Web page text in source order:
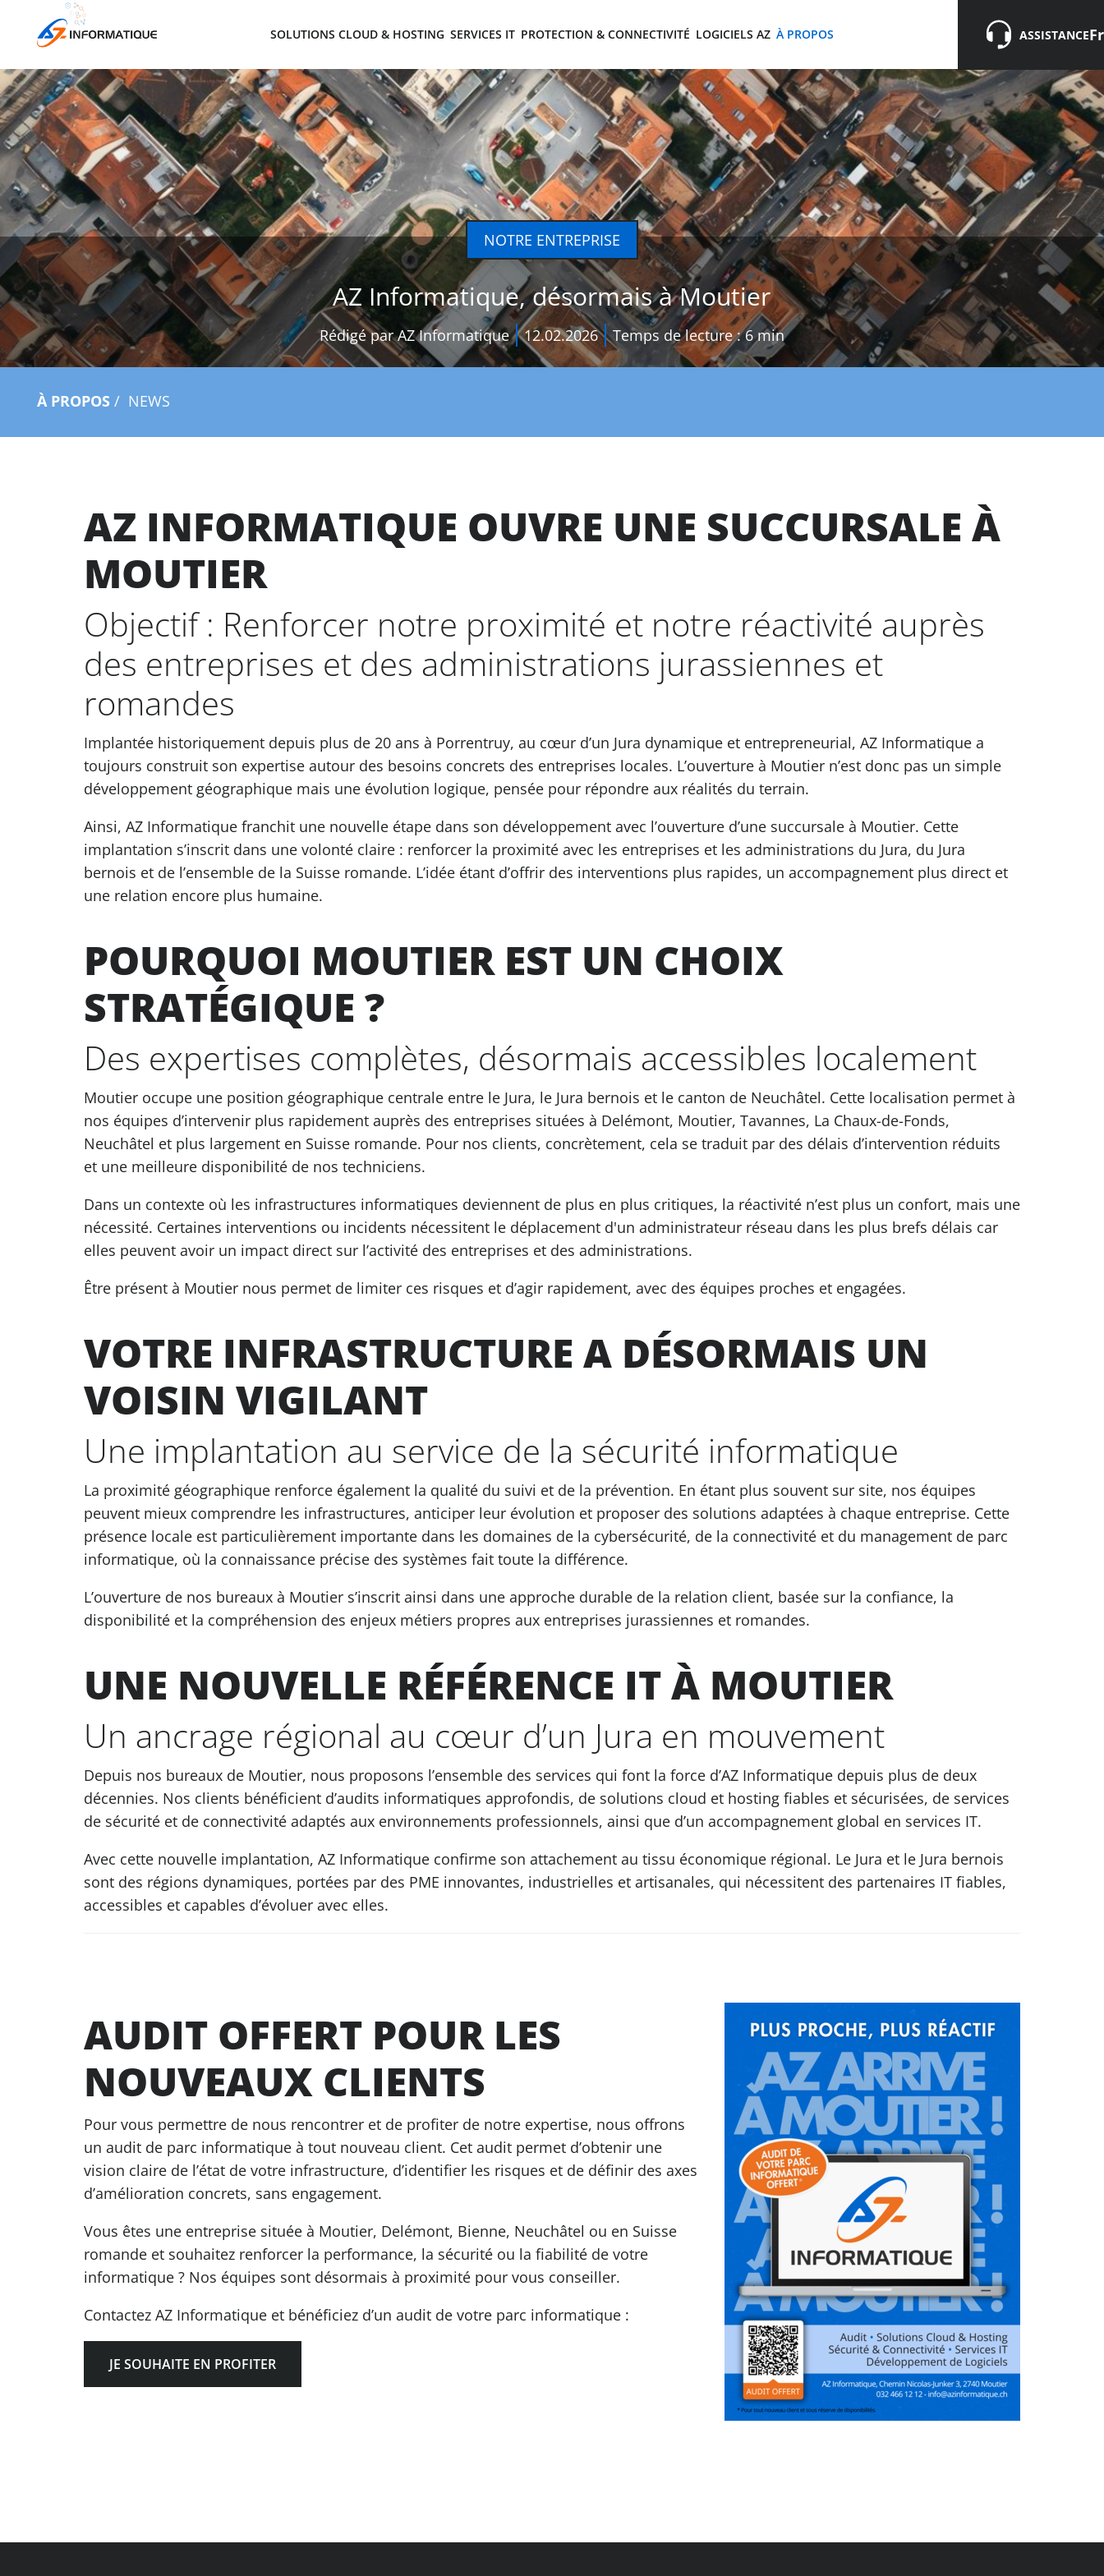
SOLUTIONS CLOUD & HOSTING SERVICES IT PROTECTION & CONNECTIVITÉ LOGICIELS AZ À PROPOS Fr
ASSISTANCEFr
NOTRE ENTREPRISE
AZ Informatique, désormais à Moutier
Rédigé par AZ Informatique 12.02.2026 Temps de lecture : 6 min
À PROPOS NEWS
AZ INFORMATIQUE OUVRE UNE SUCCURSALE À
MOUTIER
Objectif : Renforcer notre proximité et notre réactivité auprès
des entreprises et des administrations jurassiennes et
romandes
Implantée historiquement depuis plus de 20 ans à Porrentruy, au cœur d’un Jura dynamique et entrepreneurial, AZ Informatique a
toujours construit son expertise autour des besoins concrets des entreprises locales. L’ouverture à Moutier n’est donc pas un simple
développement géographique mais une évolution logique, pensée pour répondre aux réalités du terrain.
Ainsi, AZ Informatique franchit une nouvelle étape dans son développement avec l’ouverture d’une succursale à Moutier. Cette
implantation s’inscrit dans une volonté claire : renforcer la proximité avec les entreprises et les administrations du Jura, du Jura
bernois et de l’ensemble de la Suisse romande. L’idée étant d’offrir des interventions plus rapides, un accompagnement plus direct et
une relation encore plus humaine.
POURQUOI MOUTIER EST UN CHOIX
STRATÉGIQUE ?
Des expertises complètes, désormais accessibles localement
Moutier occupe une position géographique centrale entre le Jura, le Jura bernois et le canton de Neuchâtel. Cette localisation permet à
nos équipes d’intervenir plus rapidement auprès des entreprises situées à Delémont, Moutier, Tavannes, La Chaux-de-Fonds,
Neuchâtel et plus largement en Suisse romande. Pour nos clients, concrètement, cela se traduit par des délais d’intervention réduits
et une meilleure disponibilité de nos techniciens.
Dans un contexte où les infrastructures informatiques deviennent de plus en plus critiques, la réactivité n’est plus un confort, mais une
nécessité. Certaines interventions ou incidents nécessitent le déplacement d'un administrateur réseau dans les plus brefs délais car
elles peuvent avoir un impact direct sur l’activité des entreprises et des administrations.
Être présent à Moutier nous permet de limiter ces risques et d’agir rapidement, avec des équipes proches et engagées.
VOTRE INFRASTRUCTURE A DÉSORMAIS UN
VOISIN VIGILANT
Une implantation au service de la sécurité informatique
La proximité géographique renforce également la qualité du suivi et de la prévention. En étant plus souvent sur site, nos équipes
peuvent mieux comprendre les infrastructures, anticiper leur évolution et proposer des solutions adaptées à chaque entreprise. Cette
présence locale est particulièrement importante dans les domaines de la cybersécurité, de la connectivité et du management de parc
informatique, où la connaissance précise des systèmes fait toute la différence.
L’ouverture de nos bureaux à Moutier s’inscrit ainsi dans une approche durable de la relation client, basée sur la confiance, la
disponibilité et la compréhension des enjeux métiers propres aux entreprises jurassiennes et romandes.
UNE NOUVELLE RÉFÉRENCE IT À MOUTIER
Un ancrage régional au cœur d’un Jura en mouvement
Depuis nos bureaux de Moutier, nous proposons l’ensemble des services qui font la force d’AZ Informatique depuis plus de deux
décennies. Nos clients bénéficient d’audits informatiques approfondis, de solutions cloud et hosting fiables et sécurisées, de services
de sécurité et de connectivité adaptés aux environnements professionnels, ainsi que d’un accompagnement global en services IT.
Avec cette nouvelle implantation, AZ Informatique confirme son attachement au tissu économique régional. Le Jura et le Jura bernois
sont des régions dynamiques, portées par des PME innovantes, industrielles et artisanales, qui nécessitent des partenaires IT fiables,
accessibles et capables d’évoluer avec elles.
AUDIT OFFERT POUR LES
NOUVEAUX CLIENTS
Pour vous permettre de nous rencontrer et de profiter de notre expertise, nous offrons
un audit de parc informatique à tout nouveau client. Cet audit permet d’obtenir une
vision claire de l’état de votre infrastructure, d’identifier les risques et de définir des axes
d’amélioration concrets, sans engagement.
Vous êtes une entreprise située à Moutier, Delémont, Bienne, Neuchâtel ou en Suisse
romande et souhaitez renforcer la performance, la sécurité ou la fiabilité de votre
informatique ? Nos équipes sont désormais à proximité pour vous conseiller.
Contactez AZ Informatique et bénéficiez d’un audit de votre parc informatique :
JE SOUHAITE EN PROFITER